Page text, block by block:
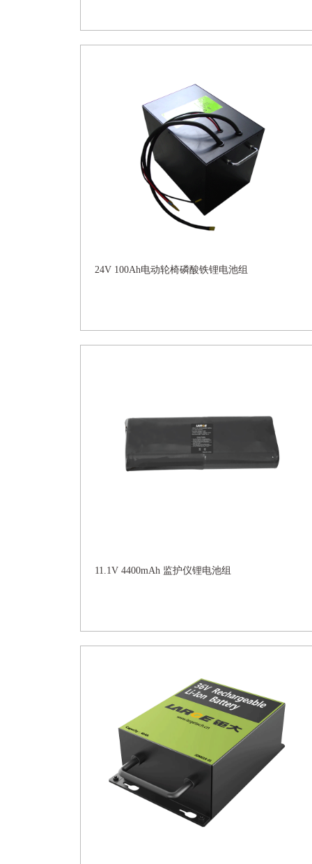
24V 100Ah电动轮椅磷酸铁锂电池组
11.1V 4400mAh 监护仪锂电池组